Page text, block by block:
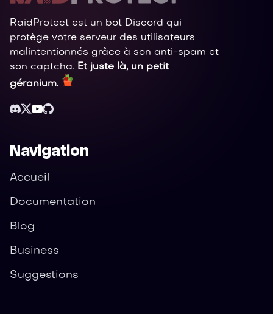
RaidProtect est un bot Discord qui
protège votre serveur des utilisateurs
malintentionnés grâce à son anti-spam et
son captcha. Et juste là, un petit
géranium.
Navigation
Accueil
Documentation
Blog
Business
Suggestions